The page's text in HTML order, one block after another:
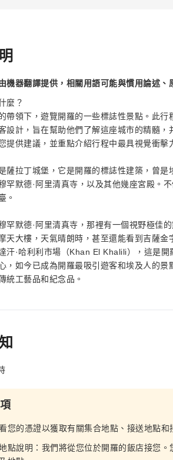
機器翻譯提供，相關用語可能與慣用論述、
麼？
帶領下，遊覽開羅的一些標誌性景點。此
設計，旨在幫助他們了解這座城市的精髓
提供建議，並重點介紹行程中最具視覺衝擊
薩拉丁城堡，它是開羅的標誌性建築，曾
罕默德·阿里清真寺，以及其他幾座宮殿。
。
罕默德·阿里清真寺，那裡有一個視野極佳
天大樓，天氣晴朗時，甚至還能看到吉薩
汗·哈利利市場（Khan El Khalili），這是
，如今已成為開羅最吸引遊客和埃及人的
統工藝品和紀念品。
您的憑證以獲取有關集合地點、接送地點和
點說明：我們將從您位於開羅的飯店接您